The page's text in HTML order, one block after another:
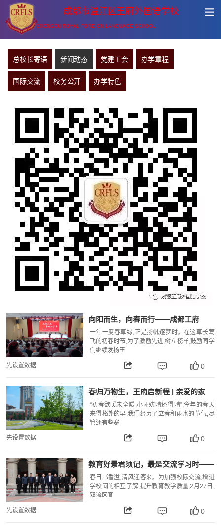
成都市温江区王府外国语学校
CHENGDU ROYAL FOREIGN LANGUAGE SCHOOL
总校长寄语 新闻动态 党建工会 办学章程
国际交流 校务公开 办学特色
向阳而生，向春而行——成都王府
2022-2023学年春季学期表彰大会
一年一度春草绿,正是扬帆逐梦时。在这草长莺
飞的初春时节,为了激励先进,树立榜样,鼓励同学
们继续发扬王
先设置数据 0
春归万物生，王府启新程 | 亲爱的家
长，请您查收二月校长来信
“初春欲暖未全暖,小雨妨晴还得晴”,今年的春天
来得格外的早,我们经历了立春和雨水的节气,尽
管还有些寒
先设置数据 0
教育好景君须记，最是交流学习时——
育仁菁英学校赴我校观摩研讨
春日书香溢,清风迎客来。为加强校际交流,增进
学校间的相互了解,提升教育教学质量,2月27日,
双流区育
先设置数据 0